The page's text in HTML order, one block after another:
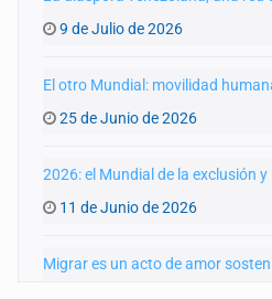
9 de Julio de 2026
El otro Mundial: movilidad
25 de Junio de 2026
2026: el Mundial de la exclusión
11 de Junio de 2026
Migrar es un acto de amor